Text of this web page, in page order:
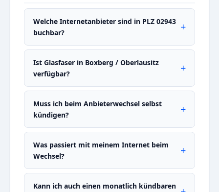
Welche Internetanbieter sind in PLZ 02943
buchbar?
Ist Glasfaser in Boxberg / Oberlausitz
verfügbar?
Muss ich beim Anbieterwechsel selbst
kündigen?
Was passiert mit meinem Internet beim
Wechsel?
Kann ich auch einen monatlich kündbaren